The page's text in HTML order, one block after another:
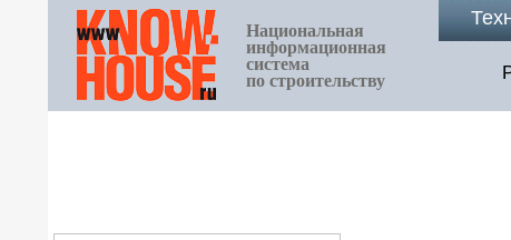
Национальная
информационная
система
по строительству